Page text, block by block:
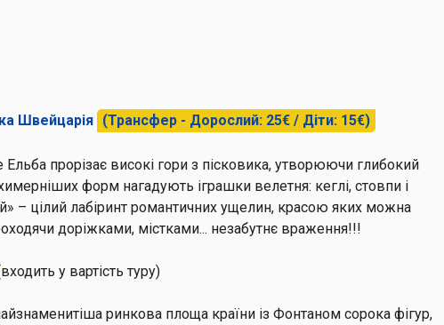
Швейцарія (Трансфер - Дорослий: 25€ / Діти: 15€)
прорізає високі гори з пісковика, утворюючи глибокий
форм нагадують іграшки велетня: кеглі, стовпи і
– цілий лабіринт романтичних ущелин, красою яких можна
доріжками, містками... незабутнє враження!!!
у вартість туру)
ринкова площа країни із Фонтаном сорока фігур,